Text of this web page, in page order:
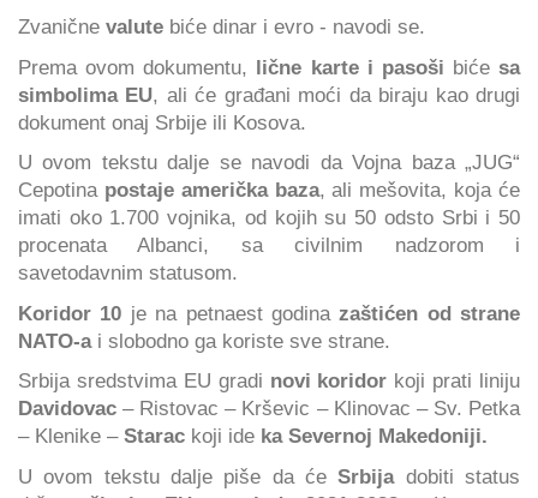
Zvanične valute biće dinar i evro - navodi se.
Prema ovom dokumentu, lične karte i pasoši biće sa
simbolima EU, ali će građani moći da biraju kao drugi
dokument onaj Srbije ili Kosova.
U ovom tekstu dalje se navodi da Vojna baza „JUG“
Cepotina postaje američka baza, ali mešovita, koja će
imati oko 1.700 vojnika, od kojih su 50 odsto Srbi i 50
procenata Albanci, sa civilnim nadzorom i
savetodavnim statusom.
Koridor 10 je na petnaest godinazaštićen od strane
NATO-a i slobodno ga koriste sve strane.
Srbija sredstvima EU gradi novi koridor koji prati liniju
Davidovac – Ristovac – Krševic – Klinovac – Sv. Petka
– Klenike – Starac koji ide ka Severnoj Makedoniji.
U ovom tekstu dalje piše da ćeSrbija dobiti status